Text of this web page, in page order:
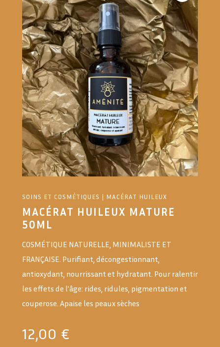
SOINS ET COSMÉTIQUES | MACÉRAT HUILEUX
MACÉRAT HUILEUX MATURE
50ML
COSMÉTIQUE NATURELLE, MINIMALISTE ET
FRANÇAISE. Purifiant, décongestionnant,
antioxydant, nourrissant et hydratant. Pour ralentir
les effets de l’âge: rides, ridules, pigmentation et
couperose. Apaise les peaux sèches
12,00 €